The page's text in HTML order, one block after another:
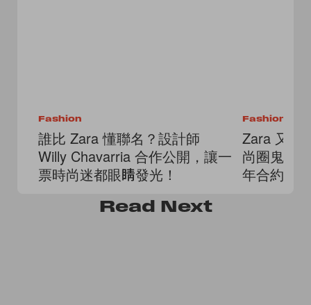
Fashion
誰比 Zara 懂聯名？設計師
Willy Chavarria 合作公開，讓一
票時尚迷都眼睛發光！
Fashion
Zara 又要
尚圈鬼才
年合約
Read Next